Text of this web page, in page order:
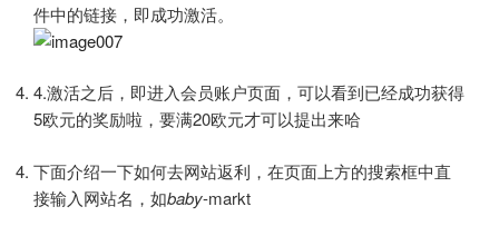
件中的链接，即成功激活。
4.激活之后，即进入会员账户页面，可以看到已经成功获得
5欧元的奖励啦，要满20欧元才可以提出来哈
下面介绍一下如何去网站返利，在页面上方的搜索框中直
接输入网站名，如baby-markt